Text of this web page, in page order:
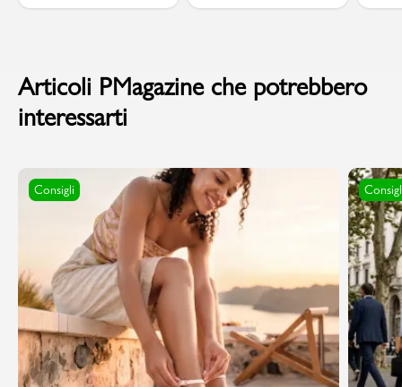
Articoli PMagazine che potrebbero
interessarti
Consigli